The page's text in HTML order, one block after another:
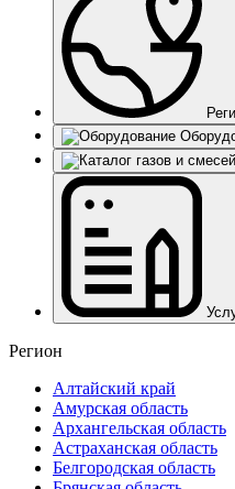
Регион
Алтайский край
Амурская область
Архангельская область
Астраханская область
Белгородская область